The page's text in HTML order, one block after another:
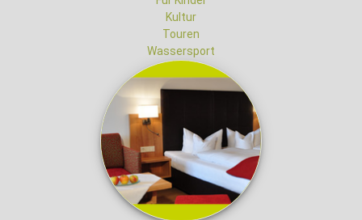
Kultur
Touren
Wassersport